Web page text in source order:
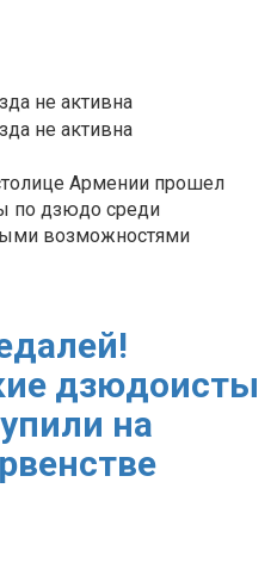
Армении прошел
по дзюдо среди
возможностями
дзюдоисты
на